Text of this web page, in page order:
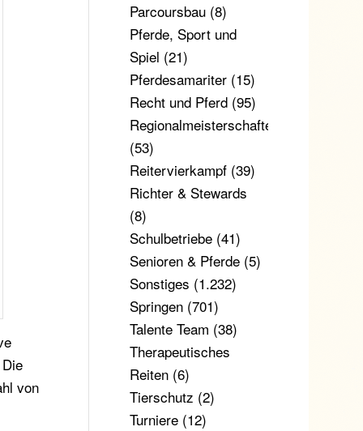
von
Parcoursbau(8)
Pferde, Sport und
Spiel (21)
Pferdesamariter(15)
Recht und Pferd(95)
Regionalmeisterschaften
(53)
Reitervierkampf(39)
Richter & Stewards
(8)
Schulbetriebe(41)
Senioren & Pferde(5)
Sonstiges (1.232)
Springen(701)
Talente Team (38)
Therapeutisches
Reiten(6)
Tierschutz (2)
Turniere(12)